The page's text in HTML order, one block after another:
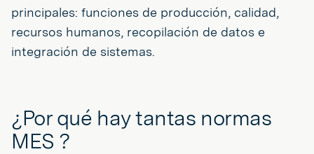
principales: funciones de producción, calidad,
recursos humanos, recopilación de datos e
integración de sistemas.
¿Por qué hay tantas normas
MES ?